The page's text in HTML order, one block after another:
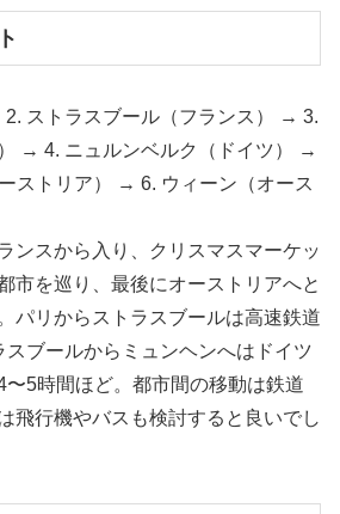
ストラスブール（フランス） → 3.
→ 4. ニュルンベルク（ドイツ） →
ストリア） → 6. ウィーン（オース
ンスから入り、クリスマスマーケッ
市を巡り、最後にオーストリアへと
パリからストラスブールは高速鉄道
ブールからミュンヘンへはドイツ
5時間ほど。都市間の移動は鉄道
飛行機やバスも検討すると良いでし